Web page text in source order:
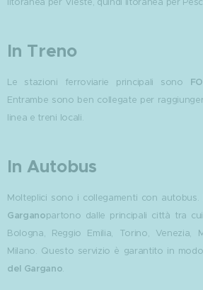
litoranea per Vieste, quindi litoranea per
In Treno
Le stazioni ferroviarie principali sono
Entrambe sono ben collegate per
linea e treni locali.
In Autobus
Molteplici sono i collegamenti con autobus.
Garganopartono dalle principali città tra
Bologna, Reggio Emilia, Torino, Venezia,
Milano. Questo servizio è garantito in
del Gargano.